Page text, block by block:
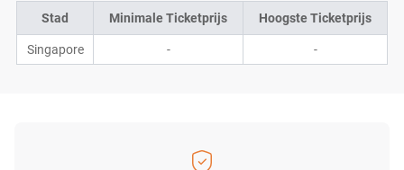
Stad Minimale Ticketprijs Hoogste Ticketprijs
Singapore - -